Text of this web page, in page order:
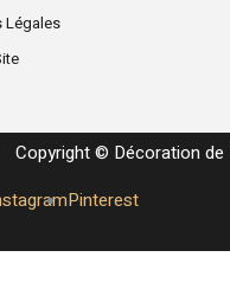
Légales
Copyright © Décoration de
Pinterest